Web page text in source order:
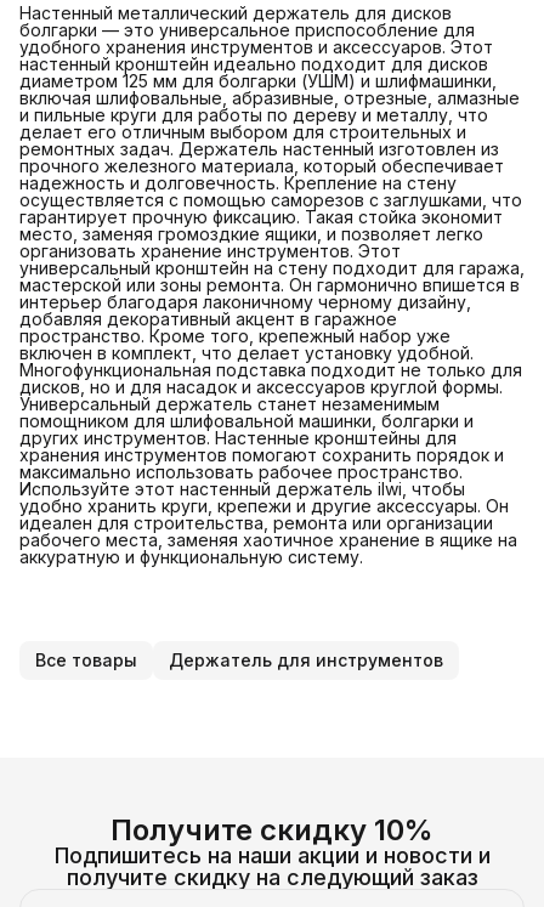
Настенный металлический держатель для дисков
болгарки — это универсальное приспособление для
удобного хранения инструментов и аксессуаров. Этот
настенный кронштейн идеально подходит для дисков
диаметром 125 мм для болгарки (УШМ) и шлифмашинки,
включая шлифовальные, абразивные, отрезные, алмазные
и пильные круги для работы по дереву и металлу, что
делает его отличным выбором для строительных и
ремонтных задач. Держатель настенный изготовлен из
прочного железного материала, который обеспечивает
надежность и долговечность. Крепление на стену
осуществляется с помощью саморезов с заглушками, что
гарантирует прочную фиксацию. Такая стойка экономит
место, заменяя громоздкие ящики, и позволяет легко
организовать хранение инструментов. Этот
универсальный кронштейн на стену подходит для гаража,
мастерской или зоны ремонта. Он гармонично впишется в
интерьер благодаря лаконичному черному дизайну,
добавляя декоративный акцент в гаражное
пространство. Кроме того, крепежный набор уже
включен в комплект, что делает установку удобной.
Многофункциональная подставка подходит не только для
дисков, но и для насадок и аксессуаров круглой формы.
Универсальный держатель станет незаменимым
помощником для шлифовальной машинки, болгарки и
других инструментов. Настенные кронштейны для
хранения инструментов помогают сохранить порядок и
максимально использовать рабочее пространство.
Используйте этот настенный держатель ilwi, чтобы
удобно хранить круги, крепежи и другие аксессуары. Он
идеален для строительства, ремонта или организации
рабочего места, заменяя хаотичное хранение в ящике на
аккуратную и функциональную систему.
Все товары Держатель для инструментов
Получите скидку 10%
Подпишитесь на наши акции и новости и
получите скидку на следующий заказ